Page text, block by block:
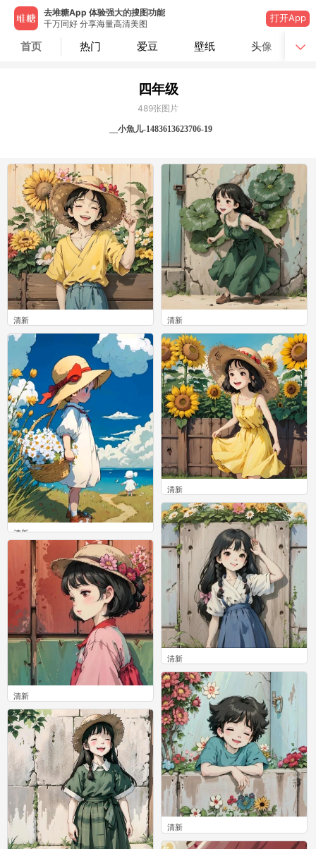
去堆糖App 体验强大的搜图功能
千万同好 分享海量高清美图
打开App
首页 热门 爱豆 壁纸 头像
四年级
489张图片
__小魚儿-1483613623706-19
清新
0
清新
0
清新
0
清新
0
清新
清新
0
清新
0